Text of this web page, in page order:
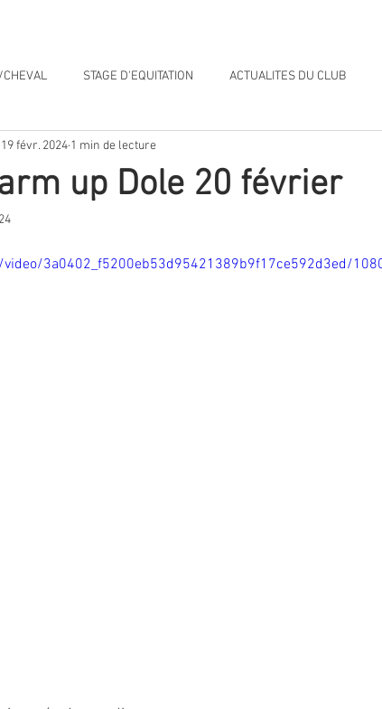
CHEVAL STAGE D'EQUITATION ACTUALITES DU CLUB
OCCASIONS
up Dole 20 février
19 févr. 2024 1 min de lecture
3a0402_f5200eb53d95421389b9f17ce592d3ed/